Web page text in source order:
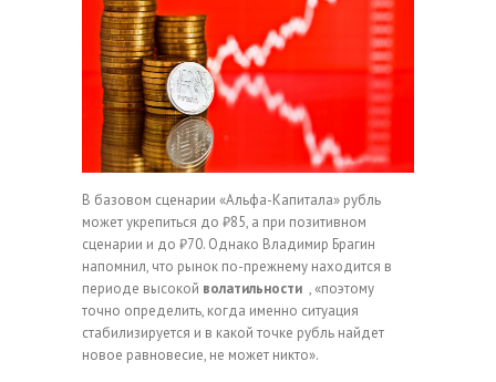
В базовом сценарии «Альфа-Капитала» рубль
может укрепиться до ₽85, а при позитивном
сценарии и до ₽70. Однако Владимир Брагин
напомнил, что рынок по-прежнему находится в
периоде высокой волатильности , «поэтому
точно определить, когда именно ситуация
стабилизируется и в какой точке рубль найдет
новое равновесие, не может никто».